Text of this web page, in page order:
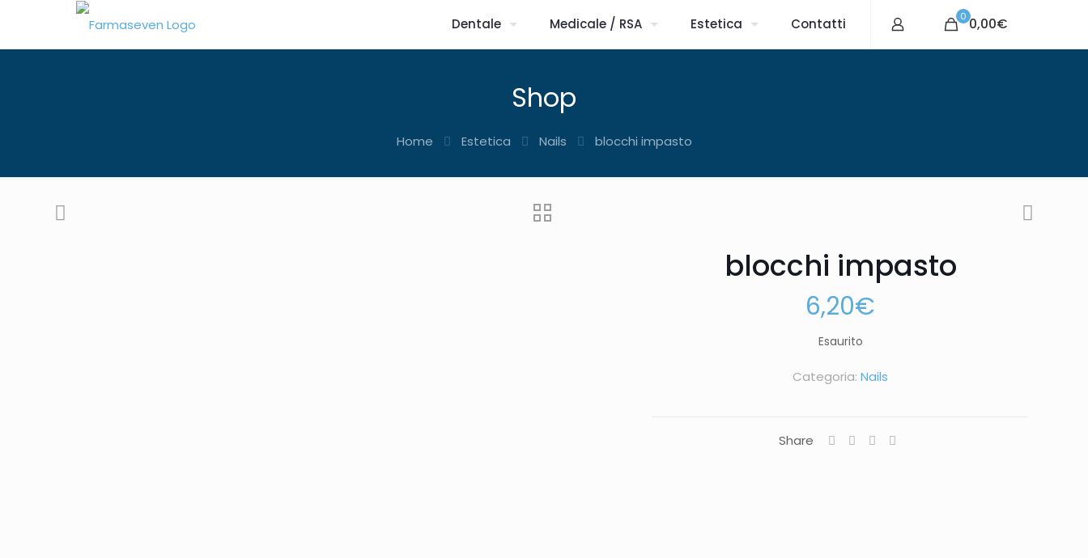
Dentale Medicale / RSA Estetica Contatti 0 0,00€
Shop
Home Estetica Nails blocchi impasto
blocchi impasto
6,20€
Esaurito
Categoria: Nails
Share